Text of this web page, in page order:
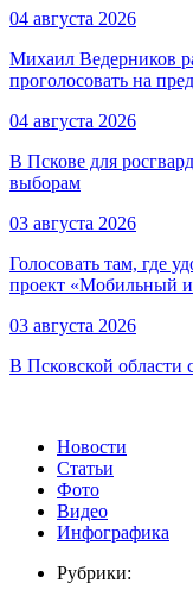
04 августа 2026
Михаил Ведерников
проголосовать на
04 августа 2026
В Пскове для
выборам
03 августа 2026
Голосовать там, где
проект «Мобильный
03 августа 2026
В Псковской области
Новости
Статьи
Фото
Видео
Инфографика
Рубрики: